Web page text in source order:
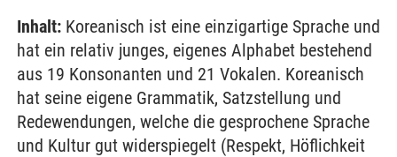
Inhalt: Koreanisch ist eine einzigartige Sprache und
hat ein relativ junges, eigenes Alphabet bestehend
aus 19 Konsonanten und 21 Vokalen. Koreanisch
hat seine eigene Grammatik, Satzstellung und
Redewendungen, welche die gesprochene Sprache
und Kultur gut widerspiegelt (Respekt, Höflichkeit